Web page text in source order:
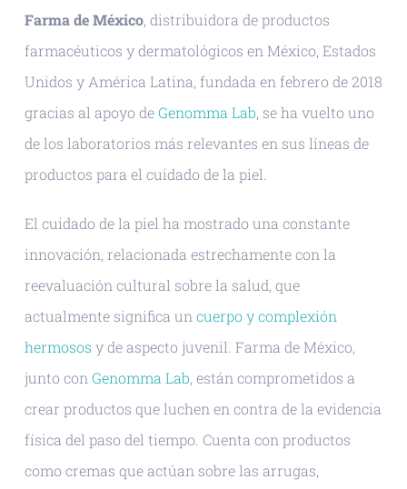
Farma de México, distribuidora de productos
farmacéuticos y dermatológicos en México, Estados
Unidos y América Latina, fundada en febrero de 2018
gracias al apoyo deGenomma Lab, se ha vuelto uno
de los laboratorios más relevantes en sus líneas de
productos para el cuidado de la piel.
El cuidado de la piel ha mostrado una constante
innovación, relacionada estrechamente con la
reevaluación cultural sobre la salud, que
actualmente significa un cuerpo y complexión
hermosos y de aspecto juvenil. Farma de México,
junto con Genomma Lab, están comprometidos a
crear productos que luchen en contra de la evidencia
física del paso del tiempo. Cuenta con productos
como cremas que actúan sobre las arrugas,